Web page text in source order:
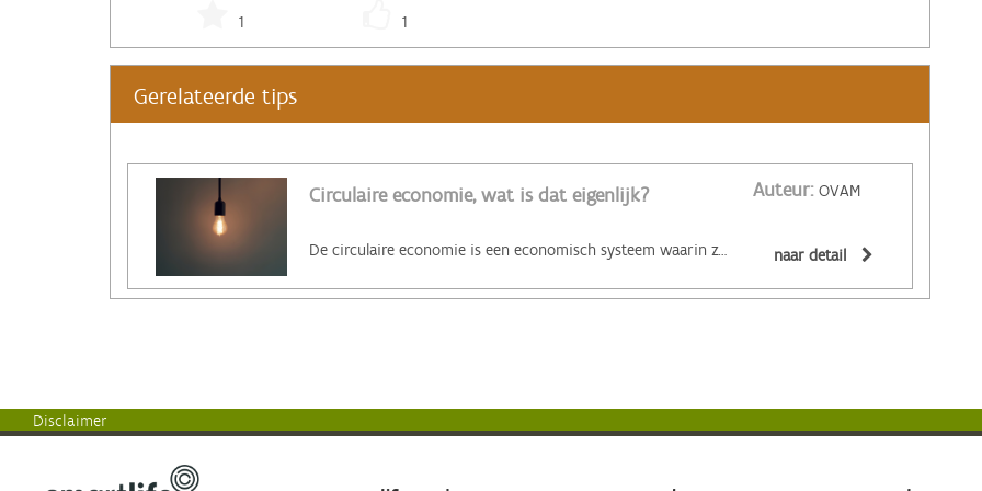
1 1
Gerelateerde tips
Circulaire economie, wat is dat eigenlijk? Auteur: OVAM
‌De circulaire economie is een economisch systeem waarin zoveel mogelijk producten en grondstoffen hergebruikt of hoogwaardig gerecycleerd worden. Materialen zijn (volledig) recycleerbaar of afbreekbaar, spullen worden hersteld, hebben een hoge tweedehandswaarde, zijn ‘upgradebaar’, kunnen makkelijk gedemonteerd worden en omgevormd tot nieuwe producten ... Zo wordt maximaal vermeden dat spullen hun waarde verliezen. De circulaire economie biedt een alternatief voor het huidige lineaire systeem. Daarin worden grondstoffen omgezet in producten die aan het einde van hun leven massaal afval worden. De Ellen MacArthur Foundation maakte er een inzichtelijk filmpje over: naar detail
Disclaimer